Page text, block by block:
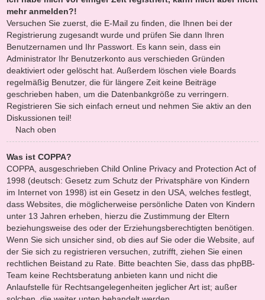
mehr anmelden?!
Versuchen Sie zuerst, die E-Mail zu finden, die Ihnen bei der
Registrierung zugesandt wurde und prüfen Sie dann Ihren
Benutzernamen und Ihr Passwort. Es kann sein, dass ein
Administrator Ihr Benutzerkonto aus verschieden Gründen
deaktiviert oder gelöscht hat. Außerdem löschen viele Boards
regelmäßig Benutzer, die für längere Zeit keine Beiträge
geschrieben haben, um die Datenbankgröße zu verringern.
Registrieren Sie sich einfach erneut und nehmen Sie aktiv an den
Diskussionen teil!
Nach oben
Was ist COPPA?
COPPA, ausgeschrieben Child Online Privacy and Protection Act of
1998 (deutsch: Gesetz zum Schutz der Privatsphäre von Kindern
im Internet von 1998) ist ein Gesetz in den USA, welches festlegt,
dass Websites, die möglicherweise persönliche Daten von Kindern
unter 13 Jahren erheben, hierzu die Zustimmung der Eltern
beziehungsweise des oder der Erziehungsberechtigten benötigen.
Wenn Sie sich unsicher sind, ob dies auf Sie oder die Website, auf
der Sie sich zu registrieren versuchen, zutrifft, ziehen Sie einen
rechtlichen Beistand zu Rate. Bitte beachten Sie, dass das phpBB-
Team keine Rechtsberatung anbieten kann und nicht die
Anlaufstelle für Rechtsangelegenheiten jeglicher Art ist; außer